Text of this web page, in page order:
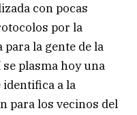
con pocas
por la
la gente de la
plasma hoy una
a la
para los vecinos del